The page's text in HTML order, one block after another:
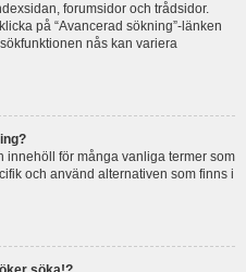
forumsidor och trådsidor.
på “Avancerad sökning”-länken
nås kan variera
innehöll för många vanliga termer som
och använd alternativen som finns i